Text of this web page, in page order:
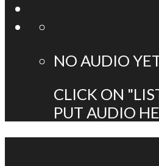
NO AUDIO
CLICK ON
PUT AUDIO